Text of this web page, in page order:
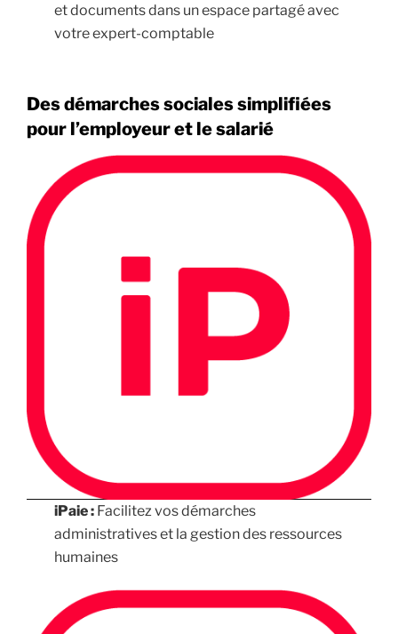
et documents dans un espace partagé avec
votre expert-comptable
Des démarches sociales simplifiées
pour l’employeur et le salarié
iPaie : Facilitez vos démarches
administratives et la gestion des ressources
humaines